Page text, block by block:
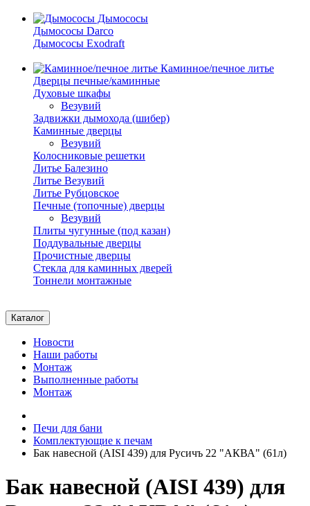
Дымососы
Дымососы Darco
Дымососы Exodraft
Каминное/печное литье
Дверцы печные/каминные
Духовые шкафы
Везувий
Задвижки дымохода (шибер)
Каминные дверцы
Везувий
Колосниковые решетки
Литье Балезино
Литье Везувий
Литье Рубцовское
Печные (топочные) дверцы
Везувий
Плиты чугунные (под казан)
Поддувальные дверцы
Прочистные дверцы
Стекла для каминных дверей
Тоннели монтажные
Каталог
Новости
Наши работы
Монтаж
Выполненные работы
Монтаж
Печи для бани
Комплектующие к печам
Бак навесной (AISI 439) для Русичъ 22 "АКВА" (61л)
Бак навесной (AISI 439) для